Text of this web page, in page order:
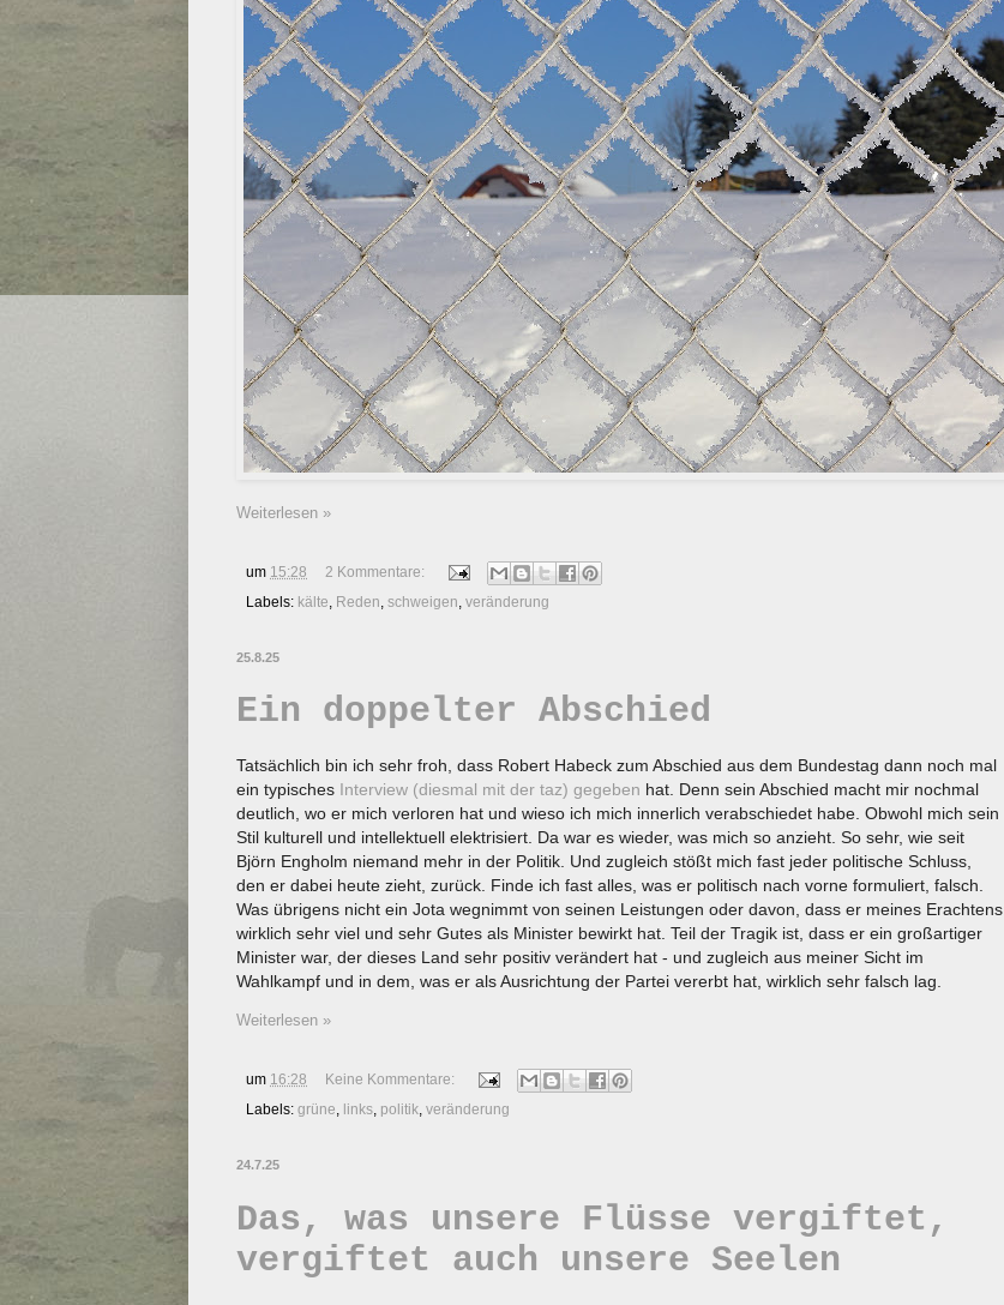
Weiterlesen »
um 15:28
2 Kommentare:
Labels: kälte Reden schweigen veränderung
25.8.25
Ein doppelter Abschied
Tatsächlich bin ich sehr froh, dass Robert Habeck zum Abschied aus dem Bundestag dann noch mal
ein typisches Interview (diesmal mit der taz) gegeben hat. Denn sein Abschied macht mir nochmal
deutlich, wo er mich verloren hat und wieso ich mich innerlich verabschiedet habe. Obwohl mich sein
Stil kulturell und intellektuell elektrisiert. Da war es wieder, was mich so anzieht. So sehr, wie seit
Björn Engholm niemand mehr in der Politik. Und zugleich stößt mich fast jeder politische Schluss,
den er dabei heute zieht, zurück. Finde ich fast alles, was er politisch nach vorne formuliert, falsch.
Was übrigens nicht ein Jota wegnimmt von seinen Leistungen oder davon, dass er meines Erachtens
wirklich sehr viel und sehr Gutes als Minister bewirkt hat. Teil der Tragik ist, dass er ein großartiger
Minister war, der dieses Land sehr positiv verändert hat - und zugleich aus meiner Sicht im
Wahlkampf und in dem, was er als Ausrichtung der Partei vererbt hat, wirklich sehr falsch lag.
Weiterlesen »
um 16:28
Keine Kommentare:
Labels: grüne links politik veränderung
24.7.25
Das, was unsere Flüsse vergiftet,
vergiftet auch unsere Seelen